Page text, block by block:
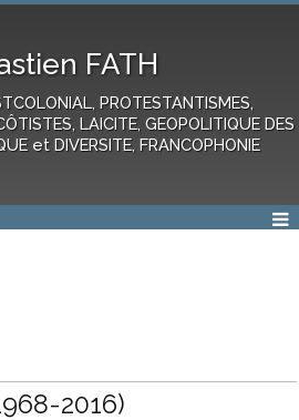
FATH
PROTESTANTISMES,
LAICITE, GEOPOLITIQUE DES
et DIVERSITE, FRANCOPHONIE
2016)